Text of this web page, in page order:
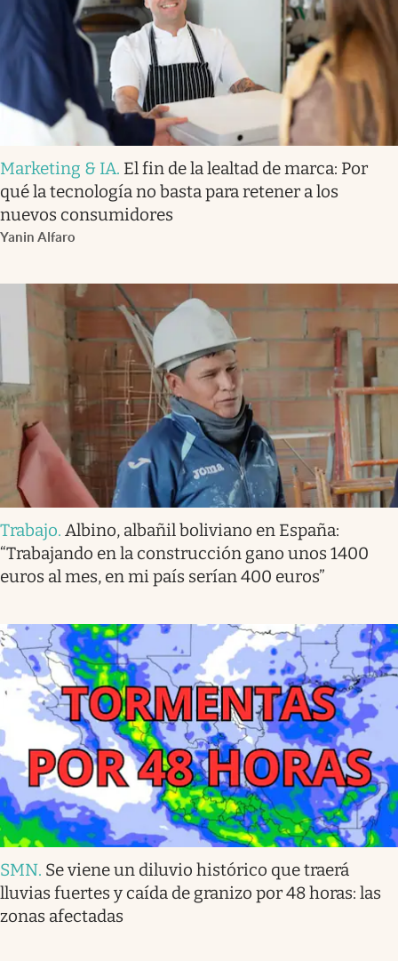
Marketing & IA. El fin de la lealtad de marca: Por
qué la tecnología no basta para retener a los
nuevos consumidores
Yanin Alfaro
Trabajo. Albino, albañil boliviano en España:
“Trabajando en la construcción gano unos 1400
euros al mes, en mi país serían 400 euros”
SMN. Se viene un diluvio histórico que traerá
lluvias fuertes y caída de granizo por 48 horas: las
zonas afectadas